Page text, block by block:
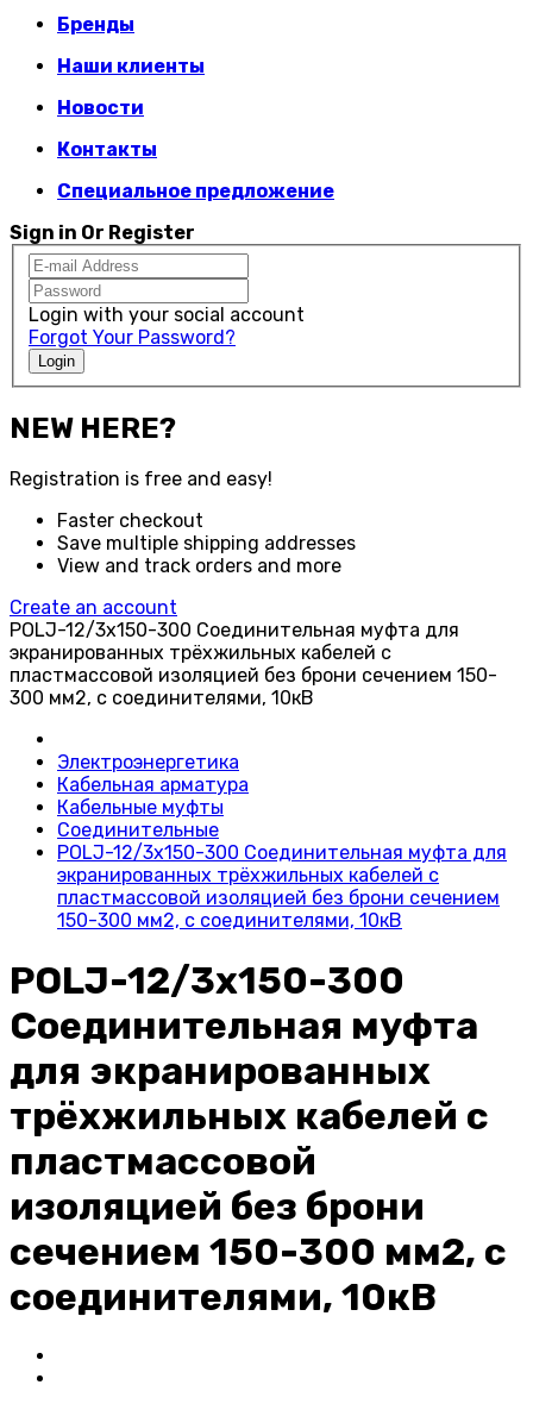
Бренды
Наши клиенты
Новости
Контакты
Специальное предложение
Sign in Or Register
Login with your social account
Forgot Your Password?
Login
NEW HERE?
Registration is free and easy!
Faster checkout
Save multiple shipping addresses
View and track orders and more
Create an account
POLJ-12/3x150-300 Соединительная муфта для
экранированных трёхжильных кабелей с
пластмассовой изоляцией без брони сечением 150-
300 мм2, с соединителями, 10кВ
Электроэнергетика
Кабельная арматура
Кабельные муфты
Соединительные
POLJ-12/3x150-300 Соединительная муфта для
экранированных трёхжильных кабелей с
пластмассовой изоляцией без брони сечением
150-300 мм2, с соединителями, 10кВ
POLJ-12/3x150-300
Соединительная муфта
для экранированных
трёхжильных кабелей с
пластмассовой
изоляцией без брони
сечением 150-300 мм2, с
соединителями, 10кВ